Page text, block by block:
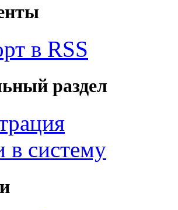
в RSS
раздел
в систему